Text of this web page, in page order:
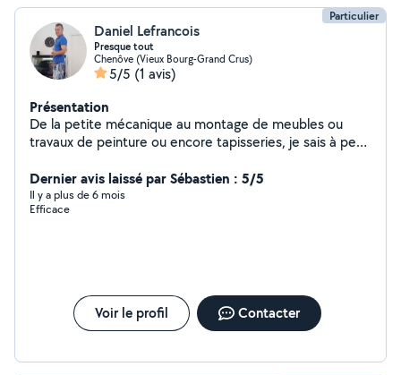
Particulier
Daniel Lefrancois
Presque tout
Chenôve (Vieux Bourg-Grand Crus)
5/5 (1 avis)
Présentation
De la petite mécanique au montage de meubles ou
travaux de peinture ou encore tapisseries, je sais à peut
Dernier avis laissé par Sébastien : 5/5
Il y a plus de 6 mois
Efficace
Voir le profil Contacter